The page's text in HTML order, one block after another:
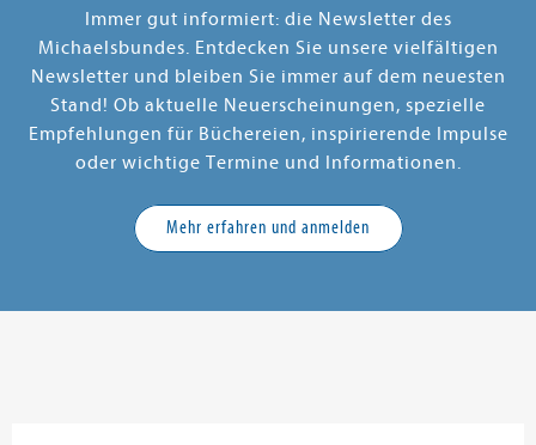
Immer gut informiert: die Newsletter des
Michaelsbundes. Entdecken Sie unsere vielfältigen
Newsletter und bleiben Sie immer auf dem neuesten
Stand! Ob aktuelle Neuerscheinungen, spezielle
Empfehlungen für Büchereien, inspirierende Impulse
oder wichtige Termine und Informationen.
Mehr erfahren und anmelden